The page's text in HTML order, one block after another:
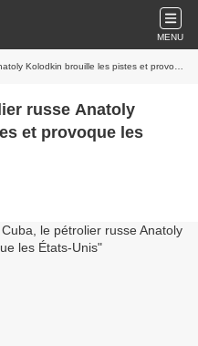
MENU
brouille les pistes et provoque les États-Unis
russe Anatoly
et provoque les